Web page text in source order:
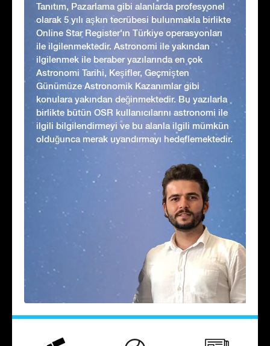
Tanıtım, Pazarlama gibi alanlarda profesyonel
olarak 5 yılı aşkın tecrübesi bulunmakla birlikte
Online Star Register'ın Türkiye operasyonları
ile ilgilenmektedir. Astronomi ile yakından
ilgilenmek ile beraber yazılarında en çok
Astronomi Tarihi, Keşifler, Geçmişten
Günümüze Astronomik Kazanımlar gibi
konulara yakından değinmektedir. Bu yazılarla
birlikte bütün OSR kullanıcılarını astronomi ile
ilgili bilgilendirmeyi ve bu alanla ilgili mümkün
olduğunca merak uyandırmayı hedeflemektedir.